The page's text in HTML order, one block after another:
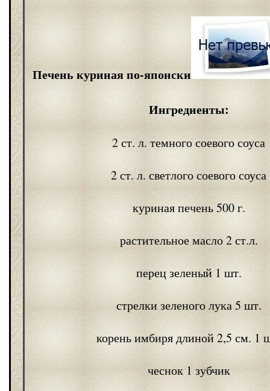
Печень куриная по-японски
Ингредиенты:
2 ст. л. темного соевого соуса
2 ст. л. светлого соевого соуса
куриная печень 500 г.
растительное масло 2 ст.л.
перец зеленый 1 шт.
стрелки зеленого лука 5 шт.
корень имбиря длиной 2,5 см. 1
чеснок 1 зубчик